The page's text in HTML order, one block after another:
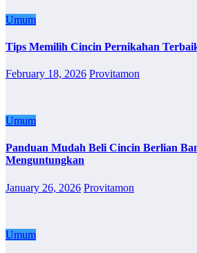
Umum
Tips Memilih Cincin Pernikahan
February 18, 2026 Provitamon
Umum
Panduan Mudah Beli Cincin Berlian
Menguntungkan
January 26, 2026 Provitamon
Umum